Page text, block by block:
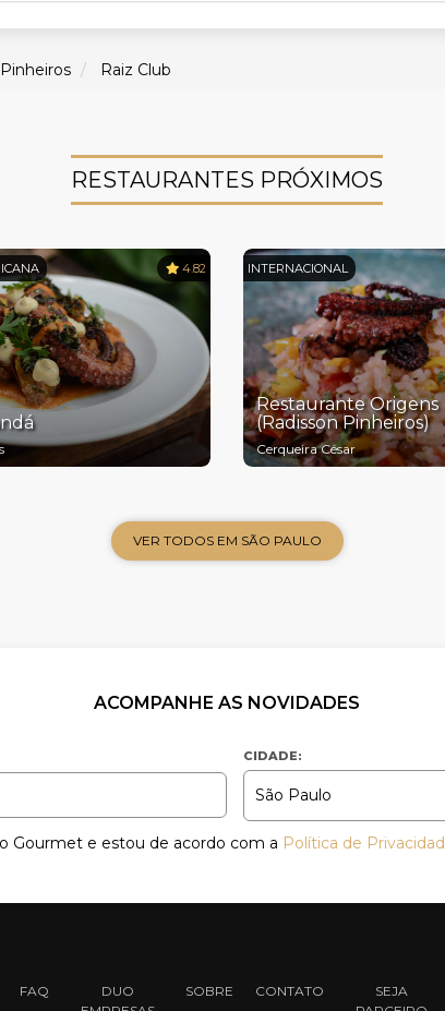
Pinheiros Raiz Club
RESTAURANTES PRÓXIMOS
4.82 INTERNACIONAL
Restaurante Origens
(Radisson Pinheiros)
Cerqueira César
VER TODOS EM SÃO PAULO
ACOMPANHE AS NOVIDADES
CIDADE:
Gourmet e estou de acordo com a Política de
FAQ DUO SOBRE CONTATO SEJA